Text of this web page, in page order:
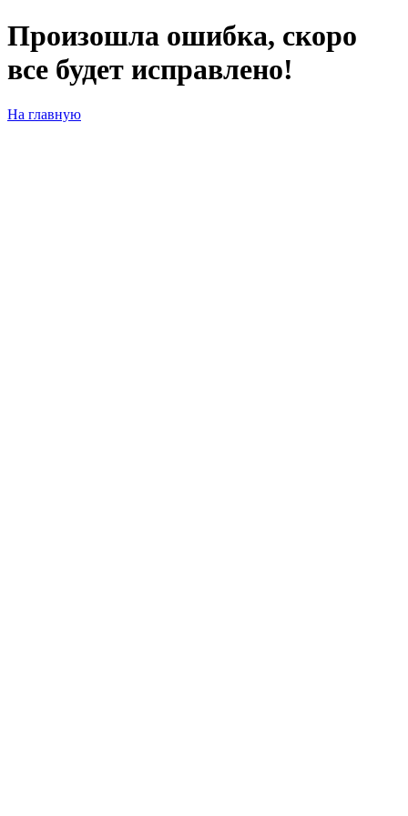
Произошла ошибка, скоро
все будет исправлено!
На главную